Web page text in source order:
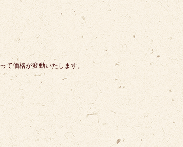
て価格が変動いたします。